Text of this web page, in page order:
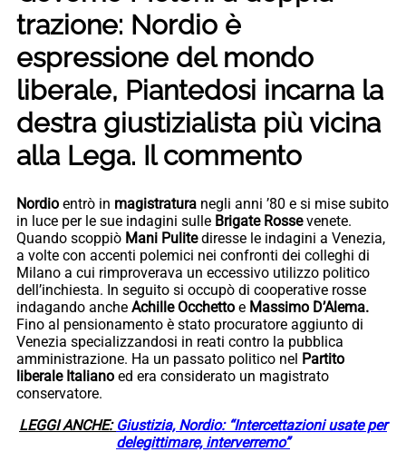
trazione: Nordio è
espressione del mondo
liberale, Piantedosi incarna la
destra giustizialista più vicina
alla Lega. Il commento
Nordio entrò in magistratura negli anni ’80 e si mise subito
in luce per le sue indagini sulle Brigate Rossevenete.
Quando scoppiò Mani Pulitediresse le indagini a Venezia,
a volte con accenti polemici nei confronti dei colleghi di
Milano a cui rimproverava un eccessivo utilizzo politico
dell’inchiesta. In seguito si occupò di cooperative rosse
indagando anche Achille Occhetto e Massimo D’Alema.
Fino al pensionamento è stato procuratore aggiunto di
Venezia specializzandosi in reati contro la pubblica
amministrazione. Ha un passato politico nel Partito
liberale Italiano ed era considerato un magistrato
conservatore.
LEGGI ANCHE: Giustizia, Nordio: “Intercettazioni usate per
delegittimare, interverremo”